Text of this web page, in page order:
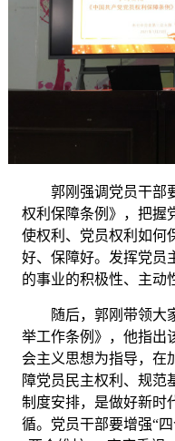
郭刚 强调党员干部
权利保障条例》，把握
使权利、党员权利如何
好、保障好。发挥党员
的事业的积极性、主动
随后，郭刚带领大
举工作条例》，他指出
会主义思想为指导，在
障党员民主权利、规范
制度安排，是做好新时
循。党员干部要增强“